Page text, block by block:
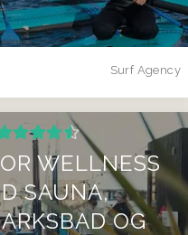
Surf Agency
WELLNESS
SAUNA,
OG